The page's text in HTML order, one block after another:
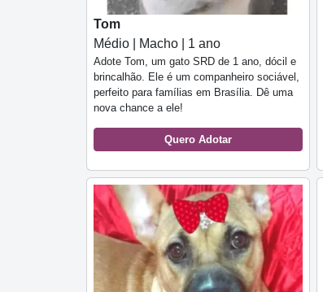
Tom
Médio | Macho | 1 ano
Adote Tom, um gato SRD de 1 ano, dócil e
brincalhão. Ele é um companheiro sociável,
perfeito para famílias em Brasília. Dê uma
nova chance a ele!
Quero Adotar